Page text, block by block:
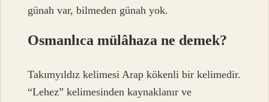
günah var, bilmeden günah yok.
Osmanlıca mülâhaza ne demek?
Takımyıldız kelimesi Arap kökenli bir kelimedir.
“Lehez” kelimesinden kaynaklanır ve